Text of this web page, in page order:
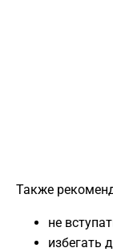
Также
не
избегать